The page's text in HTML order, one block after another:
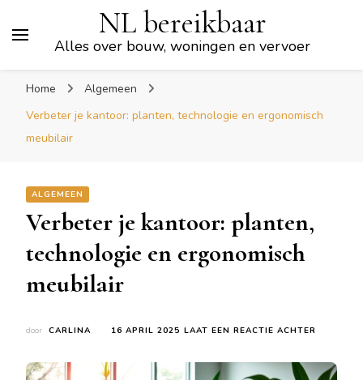
NL bereikbaar
Alles over bouw, woningen en vervoer
Home
Algemeen
Verbeter je kantoor: planten, technologie en ergonomisch
meubilair
ALGEMEEN
Verbeter je kantoor: planten,
technologie en ergonomisch
meubilair
door CARLINA 16 APRIL 2025 LAAT EEN REACTIE ACHTER